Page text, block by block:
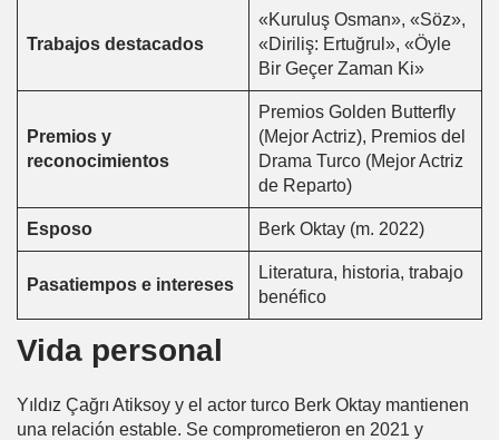
Trabajos destacados
«Kuruluş Osman», «Söz»,
«Diriliş: Ertuğrul», «Öyle
Bir Geçer Zaman Ki»
Premios y
reconocimientos
Premios Golden Butterfly
(Mejor Actriz), Premios del
Drama Turco (Mejor Actriz
de Reparto)
Esposo Berk Oktay (m. 2022)
Pasatiempos e intereses
Literatura, historia, trabajo
benéfico
Vida personal
Yıldız Çağrı Atiksoy y el actor turco Berk Oktay mantienen
una relación estable. Se comprometieron en 2021 y